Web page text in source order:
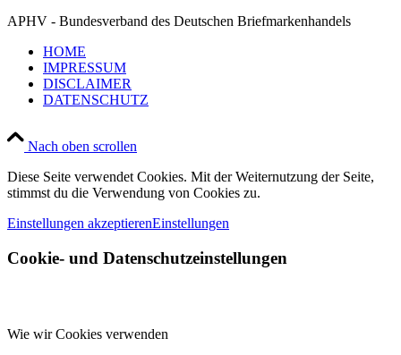
APHV - Bundesverband des Deutschen Briefmarkenhandels
HOME
IMPRESSUM
DISCLAIMER
DATENSCHUTZ
Nach oben scrollen
Diese Seite verwendet Cookies. Mit der Weiternutzung der Seite,
stimmst du die Verwendung von Cookies zu.
Einstellungen akzeptierenEinstellungen
Cookie- und Datenschutzeinstellungen
Wie wir Cookies verwenden